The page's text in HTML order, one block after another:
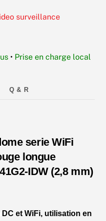
surveillance
• Prise en charge local
Q & R
serie WiFi
longue
IDW (2,8 mm)
et WiFi, utilisation en